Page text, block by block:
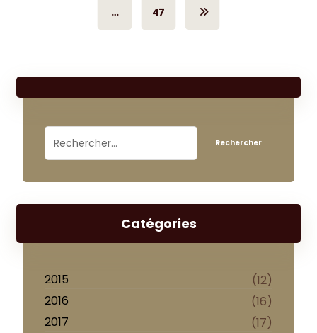
… 47
Catégories
2015
(12)
2016
(16)
2017
(17)